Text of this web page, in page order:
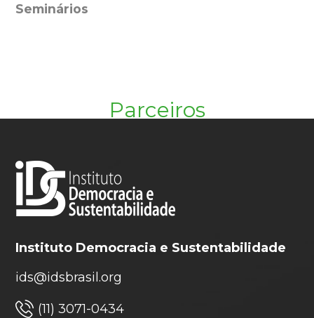
Seminários
Parceiros
Instituto Democracia e Sustentabilidade
ids@idsbrasil.org
(11) 3071-0434